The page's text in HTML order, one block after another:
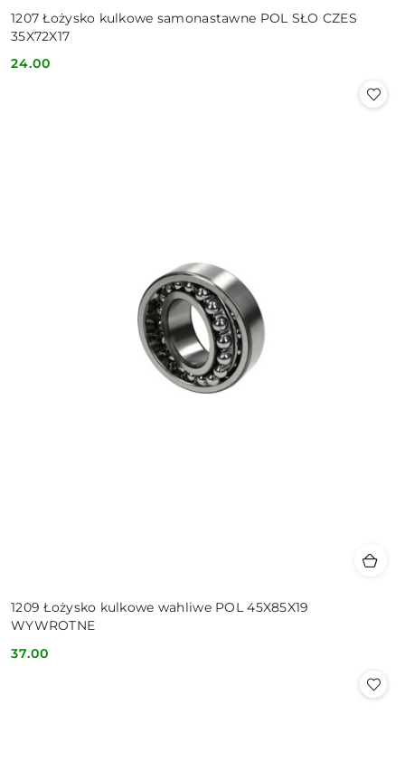
1207 Łożysko kulkowe samonastawne POL SŁO CZES
35X72X17
Cena:
24.00
1209 Łożysko kulkowe wahliwe POL 45X85X19
WYWROTNE
Cena:
37.00